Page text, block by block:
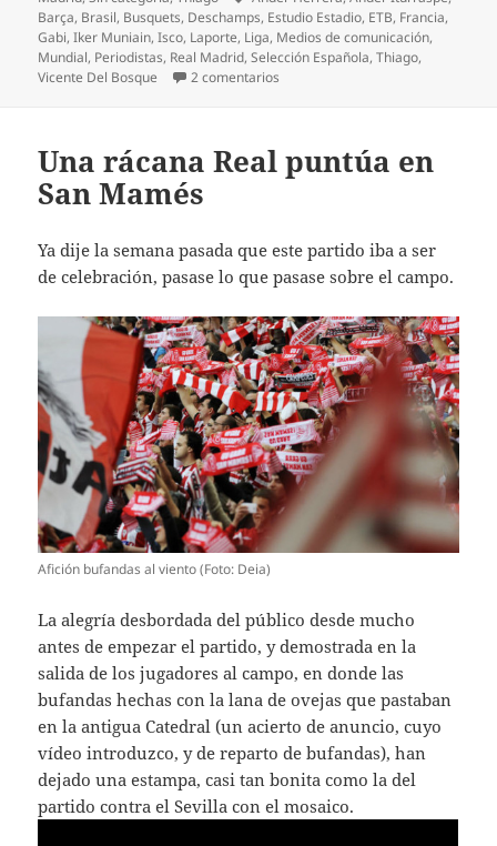
Barça, Brasil, Busquets, Deschamps, Estudio Estadio, ETB, Francia,
Gabi,Iker Muniain,Isco, Laporte, Liga, Medios de comunicación,
Mundial, Periodistas, Real Madrid,Selección Española,Thiago,
Vicente Del Bosque
2 comentarios
Una rácana Real puntúa en
San Mamés
Ya dije la semana pasada que este partido iba a ser
de celebración, pasase lo que pasase sobre el campo.
Afición bufandas al viento (Foto: Deia)
La alegría desbordada del público desde mucho
antes de empezar el partido, y demostrada en la
salida de los jugadores al campo, en donde las
bufandas hechas con la lana de ovejas que pastaban
en la antigua Catedral (un acierto de anuncio, cuyo
vídeo introduzco, y de reparto de bufandas), han
dejado una estampa, casi tan bonita como la del
partido contra el Sevilla con el mosaico.